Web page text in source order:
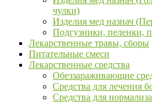
чулки)
Изделия мед назнач
Подгузники, пеленки,
Лекарственные травы, сборы
Питательные смеси
Лекарственные средства
Обеззараживающие
Средства для лечения
Средства для